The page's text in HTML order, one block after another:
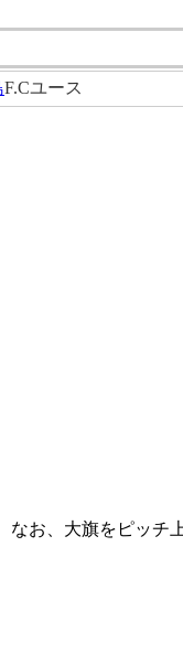
F.Cユース
お、大旗をピッチ